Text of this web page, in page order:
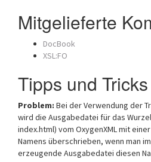
Mitgelieferte
DocBook
XSL:FO
Tipps und Tricks
Problem: Bei der Verwendung der
wird die Ausgabedatei für das
index.html) vom OxygenXML mit
Namens überschrieben, wenn man
erzeugende Ausgabedatei diesen